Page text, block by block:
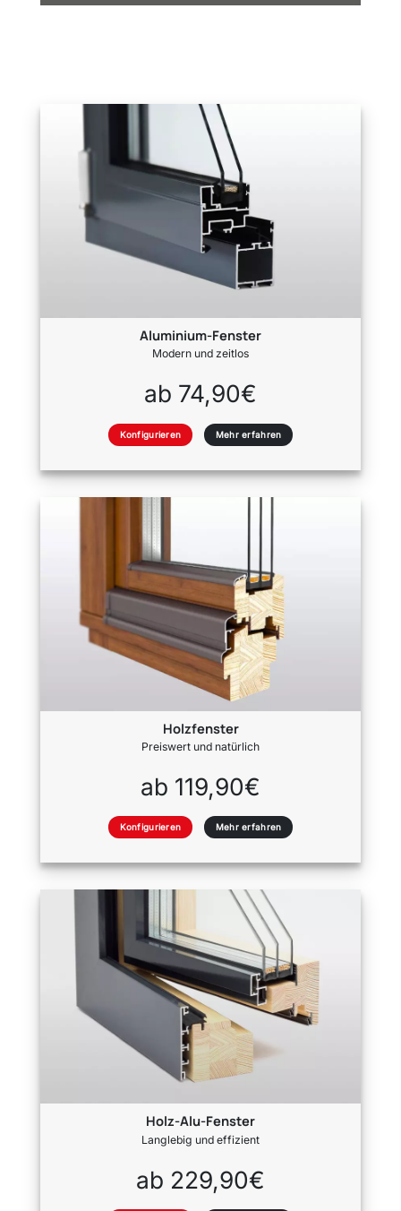
Aluminium-Fenster
Modern und zeitlos
ab 74,90€
Konfigurieren Mehr erfahren
Holzfenster
Preiswert und natürlich
ab 119,90€
Konfigurieren Mehr erfahren
Holz-Alu-Fenster
Langlebig und effizient
ab 229,90€